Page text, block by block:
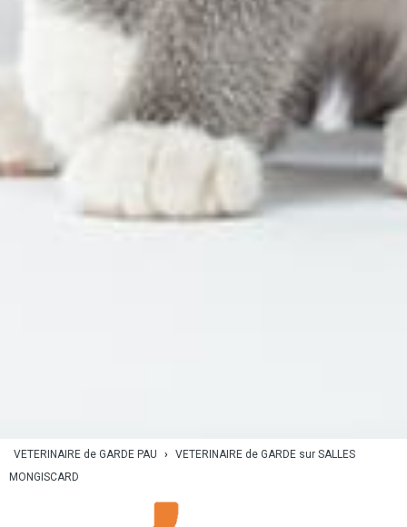
VETERINAIRE de GARDE PAU ›
VETERINAIRE de GARDE sur SALLES
MONGISCARD